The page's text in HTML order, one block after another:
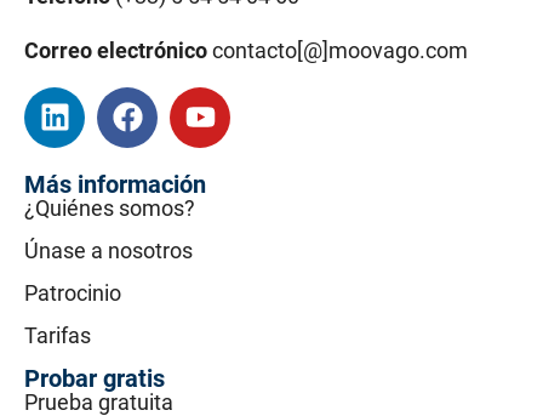
Correo electrónicocontacto[@]moovago.com
Más información
¿Quiénes somos?
Únase a nosotros
Patrocinio
Tarifas
Probar gratis
Prueba gratuita